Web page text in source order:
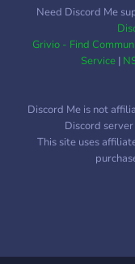
Need Discord Me
Grivio - Find
Service|
Discord Me is not
Discord
This site uses